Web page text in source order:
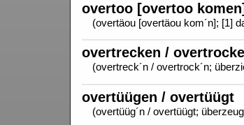
overtoo [overtoo komen]
(overtäou [overtäou kom´n]; [1]
overtrecken /
(overtreck´n / overtrock´n;
overtüügen / overtüügt
(overtüüg´n / overtüügt;